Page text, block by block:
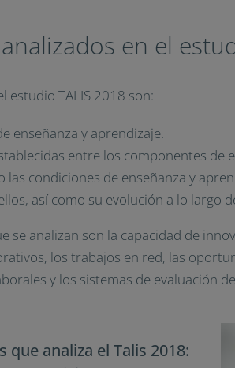
en el
estudio TALIS 2018 son:
enseñanza y aprendizaje.
entre los componentes de
condiciones de enseñanza y
así como su evolución a lo largo
se analizan son la capacidad de
los trabajos en red, las
y los sistemas de evaluación
que analiza el Talis 2018: